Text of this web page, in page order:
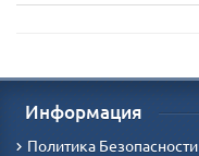
Информация
Политика Безопасности